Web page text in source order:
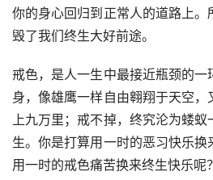
你的身心回归到正常人的道路上
毁了我们终生大好前途。
戒色，是人一生中最接近瓶颈的
身，像雄鹰一样自由翱翔于天空
上九万里；戒不掉，终究沦为蝼
生。你是打算用一时的恶习快乐
用一时的戒色痛苦换来终生快乐呢？